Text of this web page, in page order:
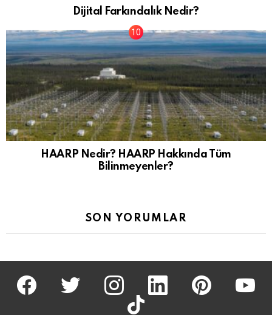
Dijital Farkındalık Nedir?
HAARP Nedir? HAARP Hakkında Tüm
Bilinmeyenler?
SON YORUMLAR
facebook twitter İnstagram linkedin pinterest
tiktok